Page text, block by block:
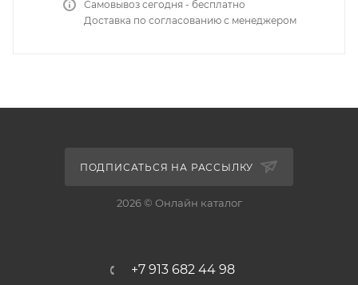
Самовывоз сегодня - бесплатно
Доставка по согласованию с менеджером
ПОДПИСАТЬСЯ НА РАССЫЛКУ
2026 © Онлайн каталог
+7 913 682 44 98